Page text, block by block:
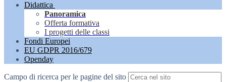
Didattica
Panoramica
Offerta formativa
I progetti delle classi
Fondi Europei
EU GDPR 2016/679
Openday
Campo di ricerca per le pagine del sito